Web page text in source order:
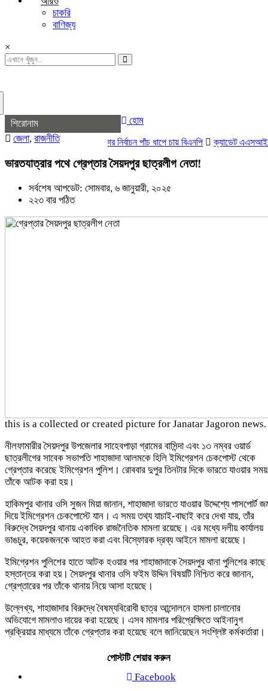
চাকরি
বাণিজ্য
×
শিরোনাম
স্থানীয় সরকার নির্বাচন পাঁচ ধাপে চায় বিএনপি ক্যাডেট এএসআই নিয়োগে
হোম
জেলা, রাজনীতি
ভারতযাত্রার পথে গ্রেপ্তার সৈয়দপুর ছাত্রলীগ নেতা!
সর্বশেষ আপডেট: সোমবার, ৬ জানুয়ারী, ২০২৫
২২৩ বার পঠিত
this is a collected or created picture for Janatar Jagoron news.
নীলফামারীর সৈয়দপুর উপজেলার সাহেবপাড়া গ্রামের বাসিন্দা এবং ১৩ নম্বর ওয়ার্ড
ছাত্রলীগের সাবেক সভাপতি শাহাজাদা আলমকে হিলি ইমিগ্রেশন চেকপোস্ট থেকে
গ্রেপ্তার করেছে ইমিগ্রেশন পুলিশ। রোববার দুপুর তিনটার দিকে ভারতে যাওয়ার সময়
তাঁকে আটক করা হয়।
হাকিমপুর থানার ওসি সুজন মিয়া জানান, শাহাজাদা ভারতে যাওয়ার উদ্দেশ্যে পাসপোর্ট
দিয়ে ইমিগ্রেশন চেকপোস্টে যান। এ সময় তথ্য যাচাই-বাছাই করে দেখা যায়, তাঁর
বিরুদ্ধে সৈয়দপুর থানায় একাধিক রাজনৈতিক মামলা রয়েছে। এর মধ্যে দলীয় কার্যালয়
ভাঙচুর, কয়েকজনকে আহত করা এবং বিস্ফোরক দ্রব্য আইনে মামলা রয়েছে।
ইমিগ্রেশন পুলিশের হাতে আটক হওয়ার পর শাহাজাদাকে সৈয়দপুর থানা পুলিশের কাছে
হস্তান্তর করা হয়। সৈয়দপুর থানার ওসি ফইম উদ্দিন বিষয়টি নিশ্চিত করে জানান,
গ্রেপ্তারের পর তাঁকে থানায় নিয়ে আসা হয়েছে।
উল্লেখ্য, শাহাজাদার বিরুদ্ধে বৈষম্যবিরোধী ছাত্র আন্দোলনে হামলা চালানোর
অভিযোগে মামলাও দায়ের করা হয়েছে। এসব মামলার পরিপ্রেক্ষিতে আইনানুগ
প্রক্রিয়ার মাধ্যমে তাঁকে গ্রেপ্তার করা হয়েছে বলে জানিয়েছেন সংশ্লিষ্ট কর্মকর্তারা।
পোস্টটি শেয়ার করুন
Facebook